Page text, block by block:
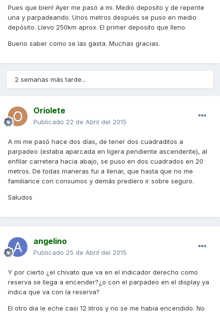
Pues que bien! Ayer me pasó a mi. Medio deposito y de repente
una y parpadeando. Unos metros después se puso en medio
depósito. Llevo 250km aprox. El primer deposito que lleno.
Bueno saber como se las gasta. Muchas gracias.
2 semanas más tarde...
Oriolete
Publicado 22 de Abril del 2015
A mi me pasó hace dos días, de tener dos cuadraditos a
parpadeo (estaba aparcada en ligera pendiente ascendente), al
enfilar carretera hacia abajo, se puso en dos cuadrados en 20
metros. De todas maneras fui a llenar, que hasta que no me
familiarice con consumos y demás prediero ir sobre seguro.
Saludos
angelino
Publicado 25 de Abril del 2015
Y por cierto ¿el chivato que va en el indicador derecho como
reserva se llega a encender?¿o con el parpadeo en el display ya
indica que va con la reserva?
El otro dia le eche casi 12 litros y no se me habia encendido. No